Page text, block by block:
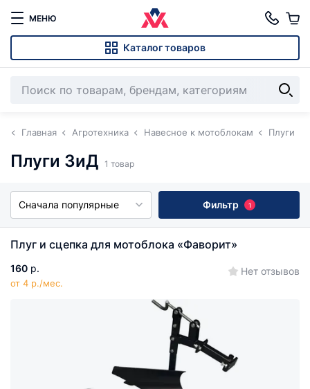
МЕНЮ
Каталог товаров
Главная Агротехника Навесное к мотоблокам Плуги
Плуги ЗиД 1 товар
Сначала популярные Фильтр 1
Плуг и сцепка для мотоблока «Фаворит»
160 р.
от 4 р./мес.
Нет отзывов